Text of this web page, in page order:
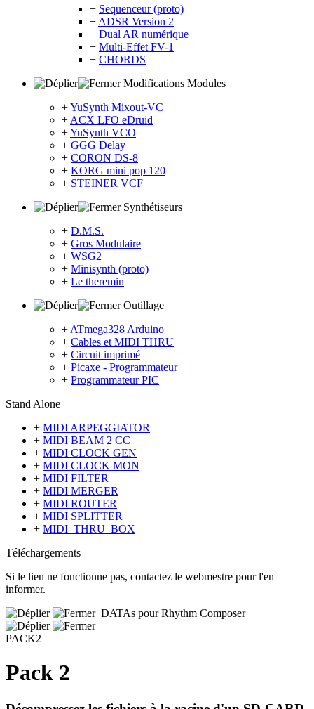
+ Sequenceur (proto)
+ ADSR Version 2
+ Dual AR numérique
+ Multi-Effet FV-1
+ CHORDS
Modifications Modules
+YuSynth Mixout-VC
+ ACX LFO eDruid
+YuSynth VCO
+ GGG Delay
+ CORON DS-8
+ KORG mini pop 120
+ STEINER VCF
Synthétiseurs
+ D.M.S.
+ Gros Modulaire
+ WSG2
+ Minisynth (proto)
+ Le theremin
Outillage
+ ATmega328 Arduino
+ Cables et MIDI THRU
+ Circuit imprimé
+ Picaxe - Programmateur
+ Programmateur PIC
Stand Alone
+ MIDI ARPEGGIATOR
+ MIDI BEAM 2 CC
+ MIDI CLOCK GEN
+ MIDI CLOCK MON
+ MIDI FILTER
+ MIDI MERGER
+ MIDI ROUTER
+ MIDI SPLITTER
+ MIDI_THRU_BOX
Téléchargements
Si le lien ne fonctionne pas, contactez le webmestre pour l'en
informer.
DATAs pour Rhythm Composer
PACK2
Pack 2